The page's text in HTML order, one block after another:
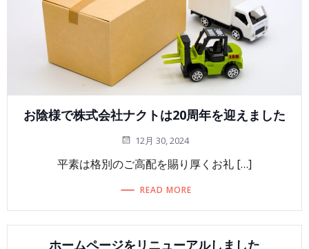
お陰様で株式会社ナクトは20周年を迎えました
12月 30, 2024
平素は格別のご高配を賜り厚くお礼 […]
READ MORE
ホームページをリニューアルしました